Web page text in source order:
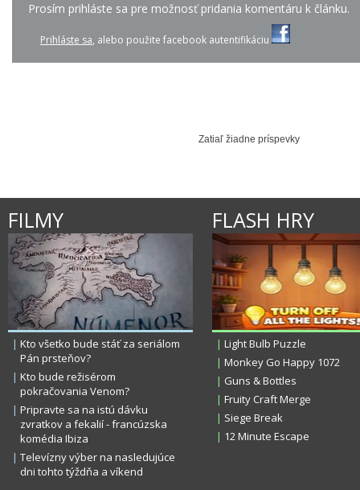
KATY PERRY - WILD A... LINDSEY STIRLING - ... MAROON 5 -
Prosím prihláste sa pre možnosť pridania komentáru k článku.
Prihláste sa, alebo použite facebook autentifikáciu
Zatiaľ žiadne príspevky
FILMY
| Kto všetko bude stáť za seriálom
Pán prsteňov?
| Kto bude režisérom
pokračovania Venom?
| Pripravte sa na istú dávku
zvratkov a fekalií - francúzska
komédia Ibiza
| Televízny výber na nasledujúce
dni tohto týždňa a víkend
FLASH HRY
| Light Bulb Puzzle
| Monkey Go Happy 1072
| Guns & Bottles
| Fruity Craft Merge
| Siege Break
| 12 Minute Escape